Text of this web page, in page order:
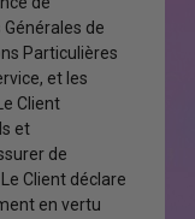
de
Particulières
et les
Client
et
de
Client déclare
en vertu